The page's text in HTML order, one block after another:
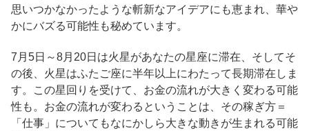
思いつかなかったような斬新なアイデアにも恵まれ、華や
かにバズる可能性も秘めています。
7月5日～8月20日は火星があなたの星座に滞在、そしてそ
の後、火星はふたご座に半年以上にわたって長期滞在しま
す。この星回りを受けて、お金の流れが大きく変わる可能
性も。お金の流れが変わるということは、その稼ぎ方＝
「仕事」についてもなにかしら大きな動きが生まれる可能